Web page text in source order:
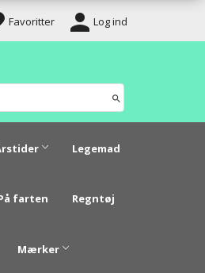
Favoritter Log ind
Legemad
farten Regntøj
Mærker